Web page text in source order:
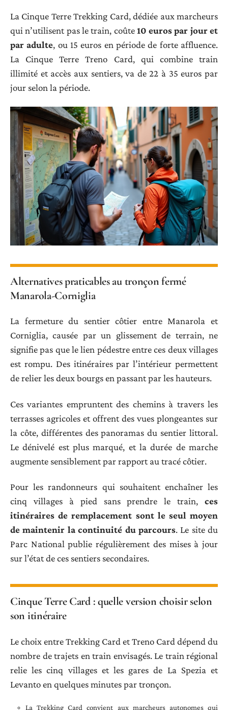
La Cinque Terre Trekking Card, dédiée aux marcheurs
qui n’utilisent pas le train, coûte10 euros par jour et
par adulte, ou 15 euros en période de forte affluence.
La Cinque Terre Treno Card, qui combine train
illimité et accès aux sentiers, va de 22 à 35 euros par
jour selon la période.
Alternatives praticables au tronçon fermé
Manarola-Corniglia
La fermeture du sentier côtier entre Manarola et
Corniglia, causée par un glissement de terrain, ne
signifie pas que le lien pédestre entre ces deux villages
est rompu. Des itinéraires par l’intérieur permettent
de relier les deux bourgs en passant par les hauteurs.
Ces variantes empruntent des chemins à travers les
terrasses agricoles et offrent des vues plongeantes sur
la côte, différentes des panoramas du sentier littoral.
Le dénivelé est plus marqué, et la durée de marche
augmente sensiblement par rapport au tracé côtier.
Pour les randonneurs qui souhaitent enchaîner les
cinq villages à pied sans prendre le train, ces
itinéraires de remplacement sont le seul moyen
de maintenir la continuité du parcours. Le site du
Parc National publie régulièrement des mises à jour
sur l’état de ces sentiers secondaires.
Cinque Terre Card : quelle version choisir selon
son itinéraire
Le choix entre Trekking Card et Treno Card dépend du
nombre de trajets en train envisagés. Le train régional
relie les cinq villages et les gares de La Spezia et
Levanto en quelques minutes par tronçon.
La Trekking Card convient aux marcheurs autonomes qui